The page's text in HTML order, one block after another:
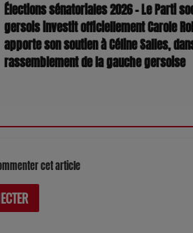
Élections sénatoriales 2026 – Le Parti
gersois investit officiellement Carole
apporte son soutien à Céline Salles,
rassemblement de la gauche gersoise
cet article
Art of
Anza